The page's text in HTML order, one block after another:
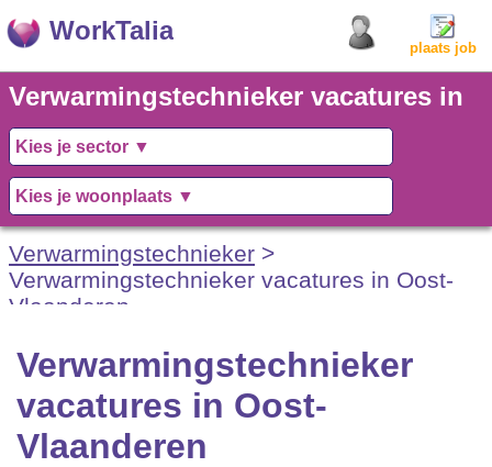
WorkTalia
plaats job
Verwarmingstechnieker vacatures in
Oost-Vlaanderen
Verwarmingstechnieker >
Verwarmingstechnieker vacatures in Oost-
Vlaanderen
Verwarmingstechnieker
vacatures in Oost-
Vlaanderen